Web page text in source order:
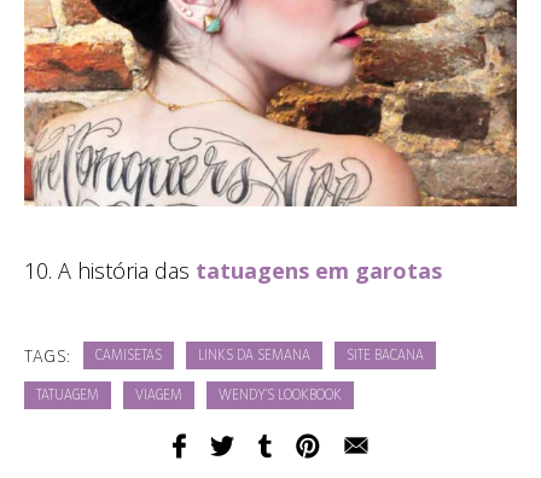
10. A história das tatuagens em garotas
TAGS: CAMISETAS LINKS DA SEMANA SITE BACANA
TATUAGEM VIAGEM WENDY'S LOOKBOOK